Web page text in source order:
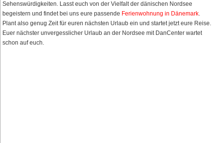
Sehenswürdigkeiten. Lasst euch von der Vielfalt der dänischen Nordsee
begeistern und findet bei uns eure passende Ferienwohnung in Dänemark.
Plant also genug Zeit für euren nächsten Urlaub ein und startet jetzt eure Reise.
Euer nächster unvergesslicher Urlaub an der Nordsee mit DanCenter wartet
schon auf euch.